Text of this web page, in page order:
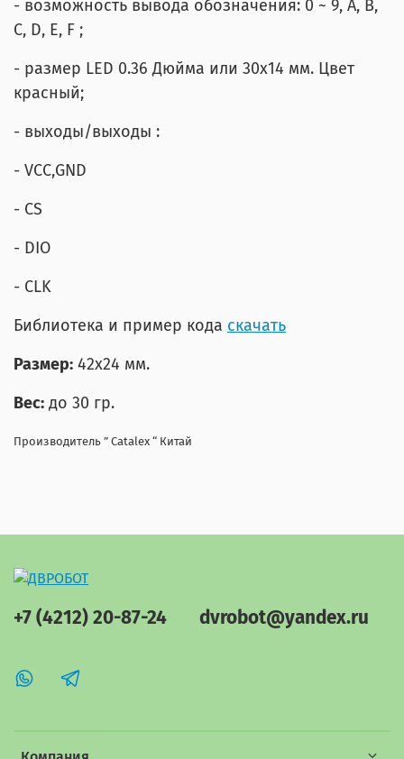
- возможность вывода обозначения: 0 ~ 9, A, B,
C, D, E, F ;
- размер LED 0.36 Дюйма или 30х14 мм. Цвет
красный;
- выходы/выходы :
- VCC,GND
- CS
- DIO
- CLK
Библиотека и пример кода скачать
Размер: 42х24 мм.
Вес: до 30 гр.
Производитель ” Catalex “ Китай
+7 (4212) 20-87-24 dvrobot@yandex.ru